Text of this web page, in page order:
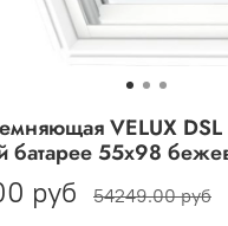
VELUX
батарее 55х98
руб 54249.00 руб